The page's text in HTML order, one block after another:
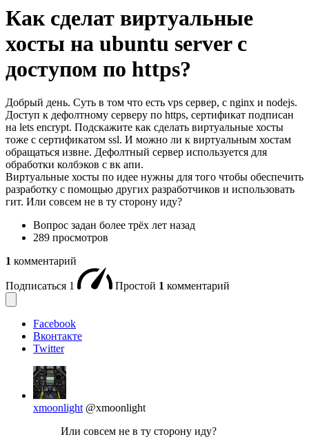
Как сделат виртуальные
хосты на ubuntu server с
доступом по https?
Добрый день. Суть в том что есть vps сервер, с nginx и nodejs.
Доступ к дефолтному серверу по https, сертификат подписан
на lets encrypt. Подскажите как сделать виртуальные хосты
тоже с сертификатом ssl. И можно ли к виртуальным хостам
обращаться извне. Дефолтный сервер используется для
обработки колбэков с вк апи.
Виртуальные хосты по идее нужны для того чтобы обеспечить
разработку с помощью других разработчиков и использовать
гит. Или совсем не в ту сторону иду?
Вопрос задан более трёх лет назад
289 просмотров
1 комментарий
Подписаться 1 Простой 1 комментарий
Facebook
Вконтакте
Twitter
xmoonlight @xmoonlight
Или совсем не в ту сторону иду?